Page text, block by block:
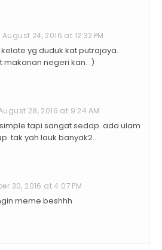
August 24, 2016 at 12:32 PM
yg duduk kat putrajaya.
makanan negeri kan. :)
28, 2016 at 9:24 AM
tapi sangat sedap. ada ulam
tak yah lauk banyak2...
30, 2016 at 4:07 PM
meme beshhh